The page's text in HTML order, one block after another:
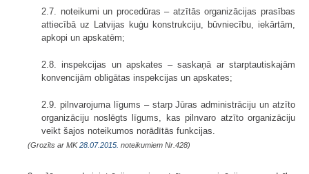
2.7. noteikumi un procedūras – atzītās organizācijas prasības
attiecībā uz Latvijas kuģu konstrukciju, būvniecību, iekārtām,
apkopi un apskatēm;
2.8. inspekcijas un apskates – saskaņā ar starptautiskajām
konvencijām obligātas inspekcijas un apskates;
2.9. pilnvarojuma līgums – starp Jūras administrāciju un atzīto
organizāciju noslēgts līgums, kas pilnvaro atzīto organizāciju
veikt šajos noteikumos norādītās funkcijas.
(Grozīts ar MK28.07.2015. noteikumiem Nr.428)